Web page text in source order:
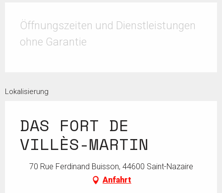
Öffnungszeiten und Dienstleistungen
ohne Garantie
Lokalisierung
DAS FORT DE
VILLÈS-MARTIN
70 Rue Ferdinand Buisson, 44600 Saint-Nazaire
Anfahrt